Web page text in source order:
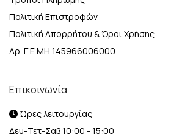
Πολιτική Επιστροφών
Πολιτική Απορρήτου & Όροι Χρήσης
Αρ. Γ.Ε.ΜΗ 145966006000
Επικοινωνία
Ώρες λειτουργίας
Δευ-Τετ-Σαβ 10:00 - 15:00